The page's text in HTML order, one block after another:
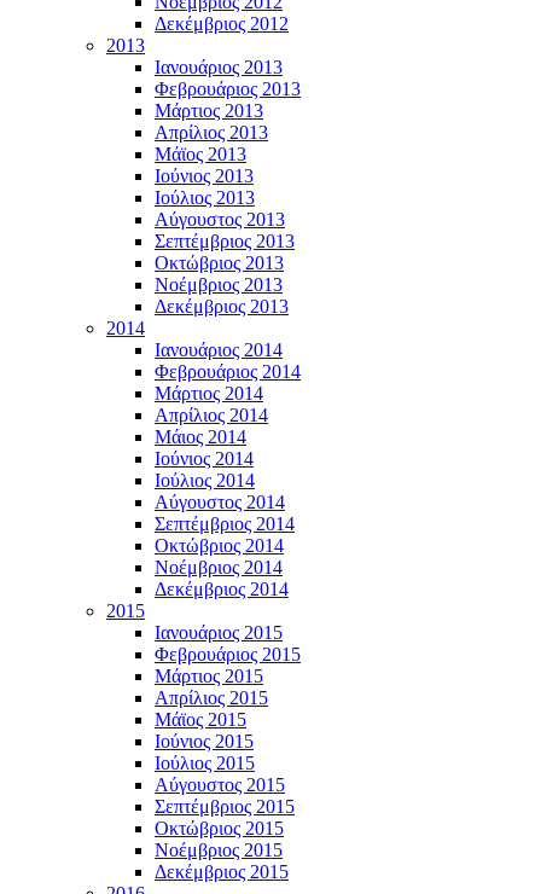
Δεκέμβριος 2012
2013
Ιανουάριος 2013
Φεβρουάριος 2013
Μάρτιος 2013
Απρίλιος 2013
Μάϊος 2013
Ιούνιος 2013
Ιούλιος 2013
Αύγουστος 2013
Σεπτέμβριος 2013
Οκτώβριος 2013
Νοέμβριος 2013
Δεκέμβριος 2013
2014
Ιανουάριος 2014
Φεβρουάριος 2014
Μάρτιος 2014
Απρίλιος 2014
Μάιος 2014
Ιούνιος 2014
Ιούλιος 2014
Αύγουστος 2014
Σεπτέμβριος 2014
Οκτώβριος 2014
Νοέμβριος 2014
Δεκέμβριος 2014
2015
Ιανουάριος 2015
Φεβρουάριος 2015
Μάρτιος 2015
Απρίλιος 2015
Μάϊος 2015
Ιούνιος 2015
Ιούλιος 2015
Αύγουστος 2015
Σεπτέμβριος 2015
Οκτώβριος 2015
Νοέμβριος 2015
Δεκέμβριος 2015